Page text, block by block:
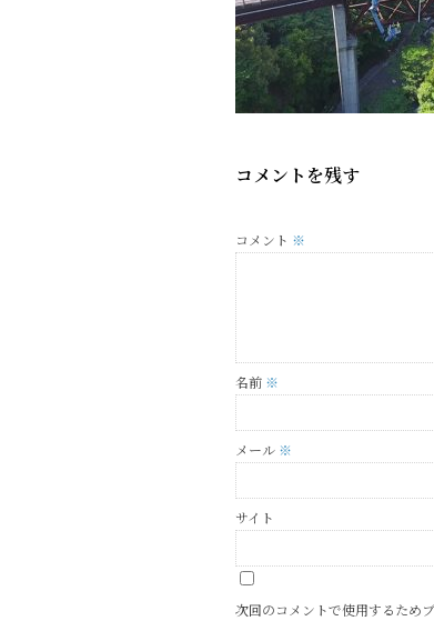
コメントを残す
コメント ※
名前 ※
メール ※
サイト
次回のコメントで使用するため